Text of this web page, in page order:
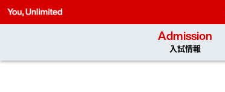
Admission
入試情報